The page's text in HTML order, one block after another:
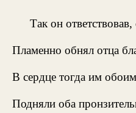
Так он
Пламенно обнял отца
В сердце тогда им
Подняли оба